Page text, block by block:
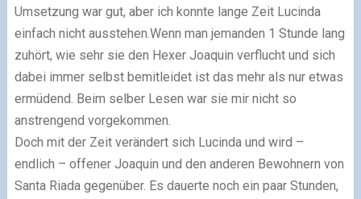
Umsetzung war gut, aber ich konnte lange Zeit Lucinda
einfach nicht ausstehen.Wenn man jemanden 1 Stunde lang
zuhört, wie sehr sie den Hexer Joaquin verflucht und sich
dabei immer selbst bemitleidet ist das mehr als nur etwas
ermüdend. Beim selber Lesen war sie mir nicht so
anstrengend vorgekommen.
Doch mit der Zeit verändert sich Lucinda und wird –
endlich – offener Joaquin und den anderen Bewohnern von
Santa Riada gegenüber. Es dauerte noch ein paar Stunden,